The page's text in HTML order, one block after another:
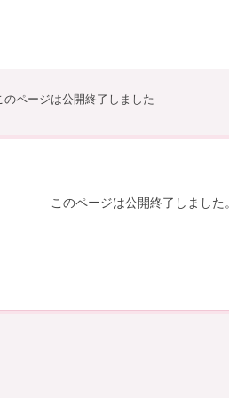
のページは公開終了しました
このページは公開終了しました